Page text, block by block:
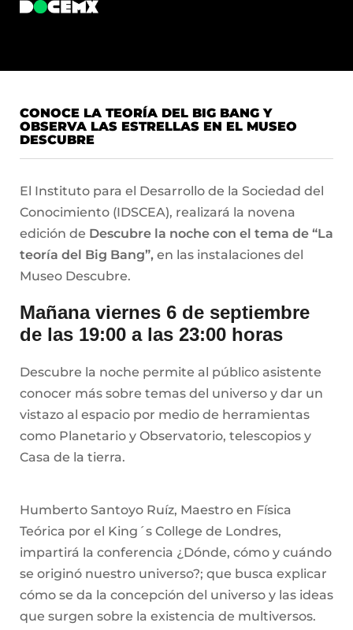
CONOCE LA TEORÍA DEL BIG BANG Y
OBSERVA LAS ESTRELLAS EN EL MUSEO
DESCUBRE
El Instituto para el Desarrollo de la Sociedad del
Conocimiento (IDSCEA), realizará la novena
edición de Descubre la noche con el tema de “La
teoría del Big Bang”, en las instalaciones del
Museo Descubre.
Mañana viernes 6 de septiembre
de las 19:00 a las 23:00 horas
Descubre la noche permite al público asistente
conocer más sobre temas del universo y dar un
vistazo al espacio por medio de herramientas
como Planetario y Observatorio, telescopios y
Casa de la tierra.
Humberto Santoyo Ruíz, Maestro en Física
Teórica por el King´s College de Londres,
impartirá la conferencia ¿Dónde, cómo y cuándo
se originó nuestro universo?; que busca explicar
cómo se da la concepción del universo y las ideas
que surgen sobre la existencia de multiversos.